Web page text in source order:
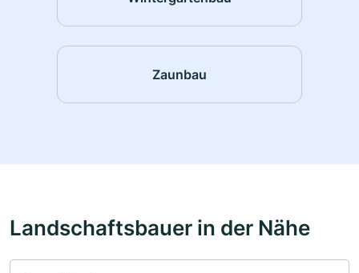
Zaunbau
Landschaftsbauer in der Nähe